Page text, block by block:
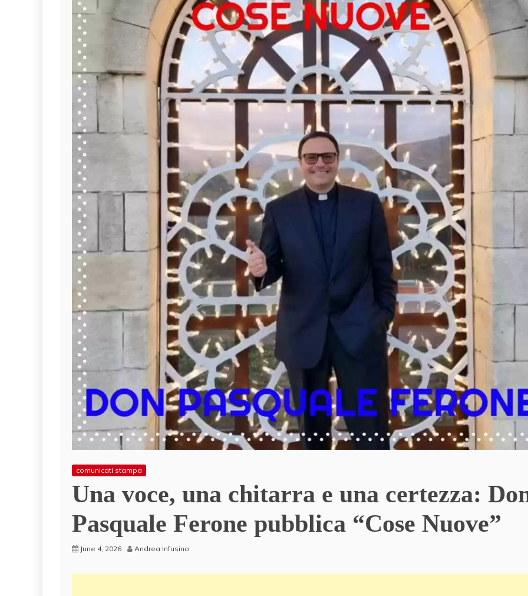
comunicati stampa
Una voce, una chitarra e una certezza:
Pasquale Ferone pubblica “Cose Nuove”
June 4, 2026 Andrea Infusino